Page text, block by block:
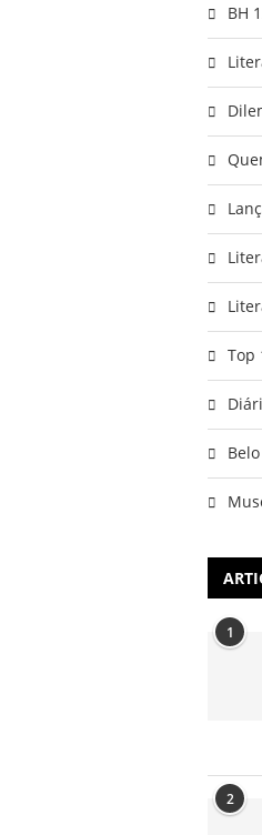
BH
Top
1
2